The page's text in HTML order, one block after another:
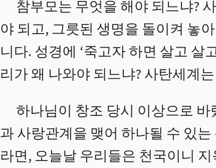
참부모는 무엇을 해야 되느냐?
야 되고, 그릇된 생명을 돌이켜 놓
니다. 성경에 ‘죽고자 하면 살고
리가 왜 나와야 되느냐? 사탄세계
하나님이 창조 당시 이상으로
과 사랑관계을 맺어 하나될 수 있
라면, 오늘날 우리들은 천국이니